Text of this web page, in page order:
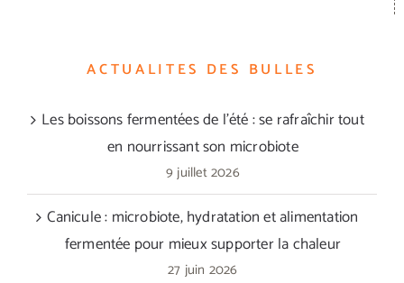
ACTUALITES DES BULLES
Les boissons fermentées de l’été : se rafraîchir tout
en nourrissant son microbiote
9 juillet 2026
Canicule : microbiote, hydratation et alimentation
fermentée pour mieux supporter la chaleur
27 juin 2026